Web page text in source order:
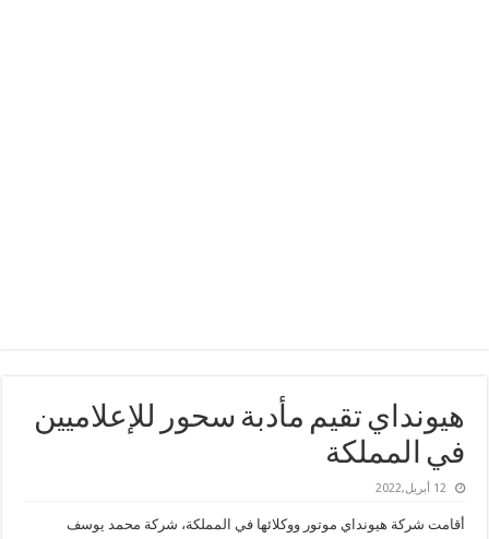
هيونداي تقيم مأدبة سحور للإعلاميين
في المملكة
12 أبريل,2022
أقامت شركة هيونداي موتور ووكلائها في المملكة، شركة محمد يوسف